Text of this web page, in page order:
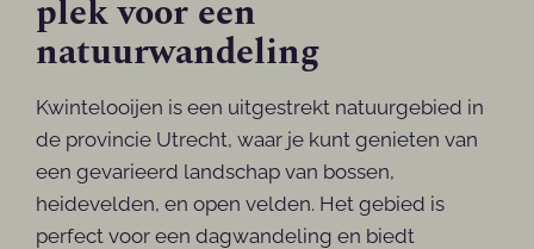
plek voor een
natuurwandeling
Kwintelooijen is een uitgestrekt natuurgebied in
de provincie Utrecht, waar je kunt genieten van
een gevarieerd landschap van bossen,
heidevelden, en open velden. Het gebied is
perfect voor een dagwandeling en biedt